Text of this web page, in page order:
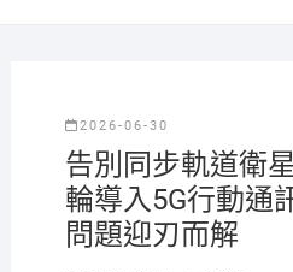
2026-06-30
告別同步軌道衛
輪導入5G行動通
問題迎刃而解